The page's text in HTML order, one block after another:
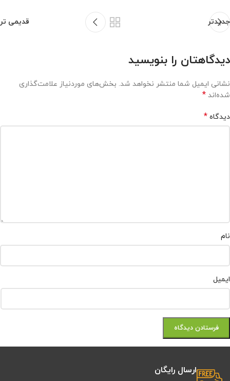
جدیدتر قدیمی تر
دیدگاهتان را بنویسید
نشانی ایمیل شما منتشر نخواهد شد. بخش‌های موردنیاز علامت‌گذاری
شده‌اند *
دیدگاه *
نام
ایمیل
ارسال رایگان